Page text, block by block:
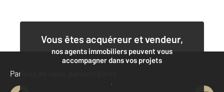
Vous êtes acquéreur et vendeur,
nos agents immobiliers peuvent vous
accompagner dans vos projets
Contacter l'agence
Parlons de vous, parlons biens